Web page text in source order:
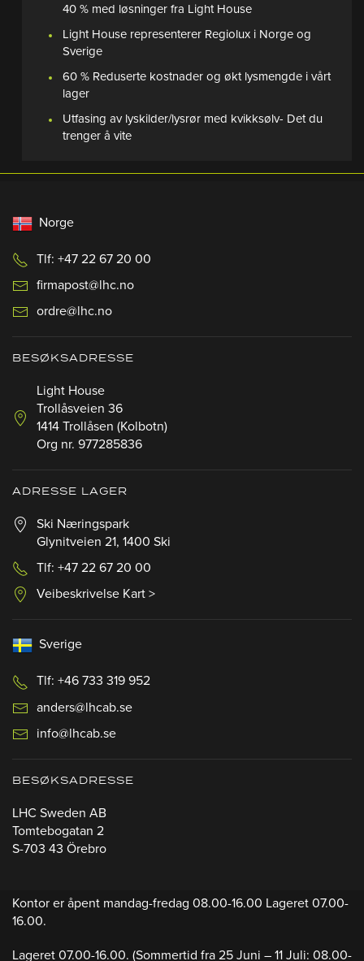
40 % med løsninger fra Light House
Light House representerer Regiolux i Norge og
Sverige
60 % Reduserte kostnader og økt lysmengde i vårt
lager
Utfasing av lyskilder/lysrør med kvikksølv- Det du
trenger å vite
Norge
Tlf: +47 22 67 20 00
firmapost@lhc.no
ordre@lhc.no
BESØKSADRESSE
Light House
Trollåsveien 36
1414 Trollåsen (Kolbotn)
Org nr. 977285836
ADRESSE LAGER
Ski Næringspark
Glynitveien 21, 1400 Ski
Tlf: +47 22 67 20 00
Veibeskrivelse Kart >
Sverige
Tlf: +46 733 319 952
anders@lhcab.se
info@lhcab.se
BESØKSADRESSE
LHC Sweden AB
Tomtebogatan 2
S-703 43 Örebro
Kontor er åpent mandag-fredag 08.00-16.00 Lageret 07.00-
16.00.
Lageret 07.00-16.00. (Sommertid fra 25 Juni – 11 Juli: 08.00-